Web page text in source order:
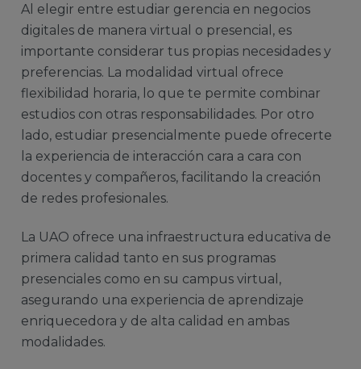
Al elegir entre estudiar gerencia en negocios
digitales de manera virtual o presencial, es
importante considerar tus propias necesidades y
preferencias. La modalidad virtual ofrece
flexibilidad horaria, lo que te permite combinar
estudios con otras responsabilidades. Por otro
lado, estudiar presencialmente puede ofrecerte
la experiencia de interacción cara a cara con
docentes y compañeros, facilitando la creación
de redes profesionales.
La UAO ofrece una infraestructura educativa de
primera calidad tanto en sus programas
presenciales como en su campus virtual,
asegurando una experiencia de aprendizaje
enriquecedora y de alta calidad en ambas
modalidades.